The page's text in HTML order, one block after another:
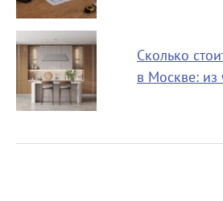
Сколько
в Москве: из